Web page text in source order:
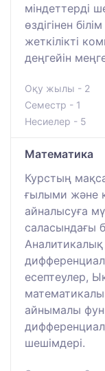
міндеттерді
өздігінен
жеткілікті
деңгейін
Оқу жылы - 2
Семестр - 1
Несиелер - 5
Математика
Курстың
ғылыми және
айналысуға
саласындағы
есептеулер,
айнымалы
шешімдері.